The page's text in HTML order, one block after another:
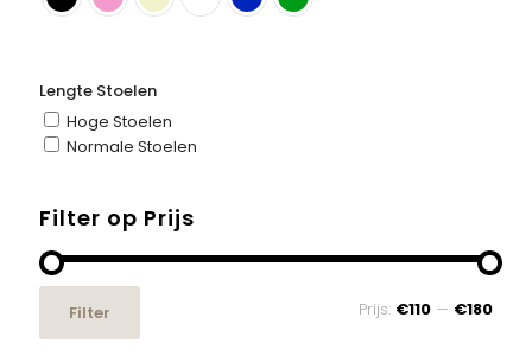
Lengte Stoelen
Hoge Stoelen
Normale Stoelen
Filter op Prijs
Filter Prijs: €110 — €180